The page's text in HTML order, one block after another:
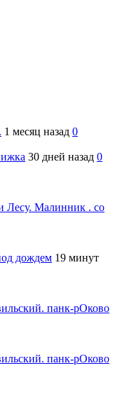
1 месяц назад 0
30 дней назад 0
Лесу. Малинник . со
дождем 19 минут
панк-рОково
панк-рОково